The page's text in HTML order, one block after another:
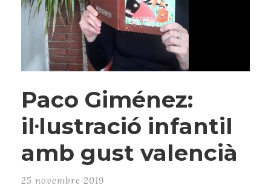
Paco Giménez:
il·lustració infantil
amb gust valencià
25 novembre 2019